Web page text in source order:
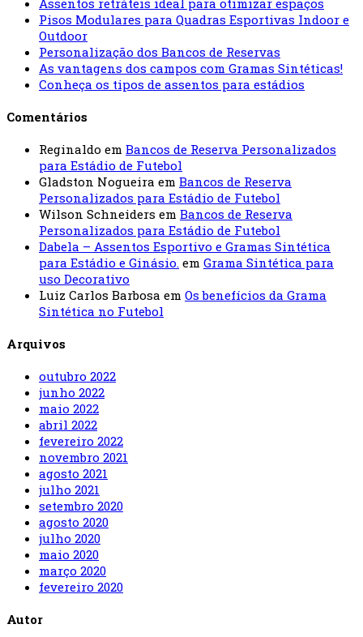
Pisos Modulares para Quadras Esportivas Indoor e
Outdoor
Personalização dos Bancos de Reservas
As vantagens dos campos com Gramas Sintéticas!
Conheça os tipos de assentos para estádios
Comentários
Reginaldo em Bancos de Reserva Personalizados
para Estádio de Futebol
Gladston Nogueira em Bancos de Reserva
Personalizados para Estádio de Futebol
Wilson Schneiders em Bancos de Reserva
Personalizados para Estádio de Futebol
Dabela – Assentos Esportivo e Gramas Sintética
para Estádio e Ginásio. em Grama Sintética para
uso Decorativo
Luiz Carlos Barbosa em Os benefícios da Grama
Sintética no Futebol
Arquivos
outubro 2022
junho 2022
maio 2022
abril 2022
fevereiro 2022
novembro 2021
agosto 2021
julho 2021
setembro 2020
agosto 2020
julho 2020
maio 2020
março 2020
fevereiro 2020
Autor